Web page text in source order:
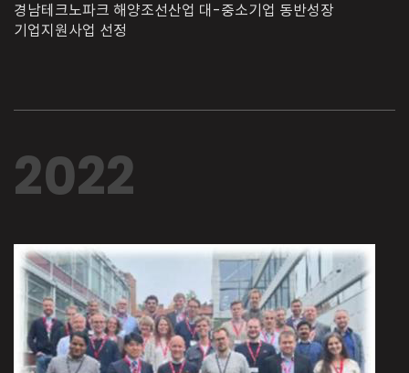
경남테크노파크 해양조선산업 대-중소기업 동반성장
기업지원사업 선정
2022